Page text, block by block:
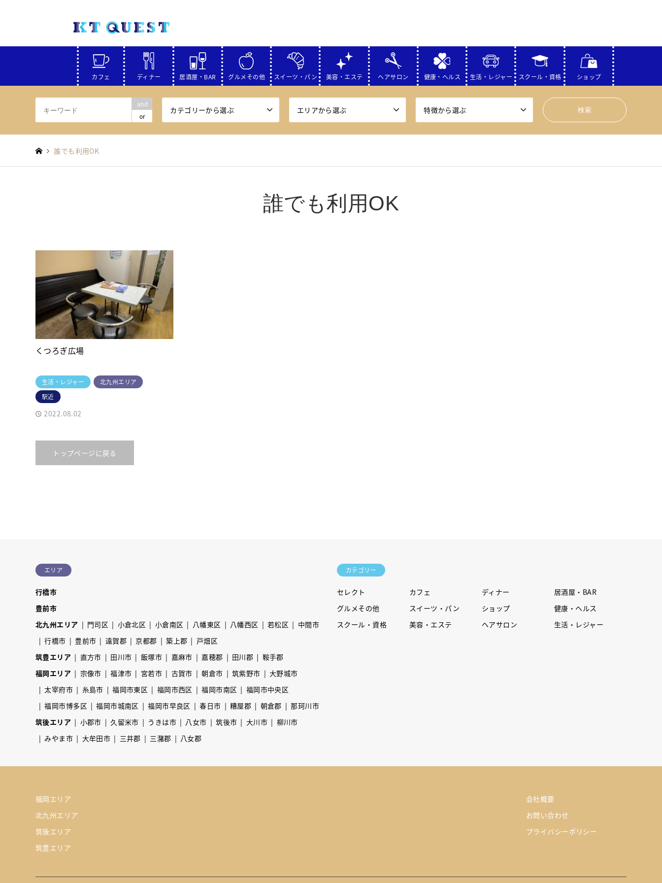
カフェ ディナー 居酒屋・BAR グルメその他 スイーツ・パン 美容・エステ ヘアサロン 健康・ヘルス 生活・レジャー スクール・資格 ショップ
and
or
カテゴリーから選ぶ エリアから選ぶ 特徴から選ぶ
誰でも利用OK
誰でも利用OK
くつろぎ広場
生活・レジャー
北九州エリア
駅近
2022.08.02
トップページに戻る
エリア
行橋市
豊前市
北九州エリア
門司区 小倉北区 小倉南区 八幡東区 八幡西区 若松区
中間市
行橋市
豊前市 遠賀郡 京都郡 築上郡
戸畑区
筑豊エリア
直方市 田川市 飯塚市 嘉麻市 嘉穂郡 田川郡
鞍手郡
福岡エリア
宗像市 福津市 宮若市 古賀市 朝倉市 筑紫野市
大野城市
太宰府市
糸島市 福岡市東区 福岡市西区 福岡市南区
福岡市中央区
福岡市博多区
福岡市城南区 福岡市早良区 春日市 糟屋郡 朝倉郡
那珂川市
筑後エリア
小郡市 久留米市 うきは市 八女市 筑後市 大川市
柳川市
みやま市
大牟田市 三井郡 三潴郡 八女郡
カテゴリー
セレクト カフェ ディナー
居酒屋・BAR
グルメその他
スイーツ・パン ショップ
健康・ヘルス
スクール・資格
美容・エステ ヘアサロン 生活・レジャー
福岡エリア
北九州エリア
筑後エリア
筑豊エリア
会社概要
お問い合わせ
プライバシーポリシー